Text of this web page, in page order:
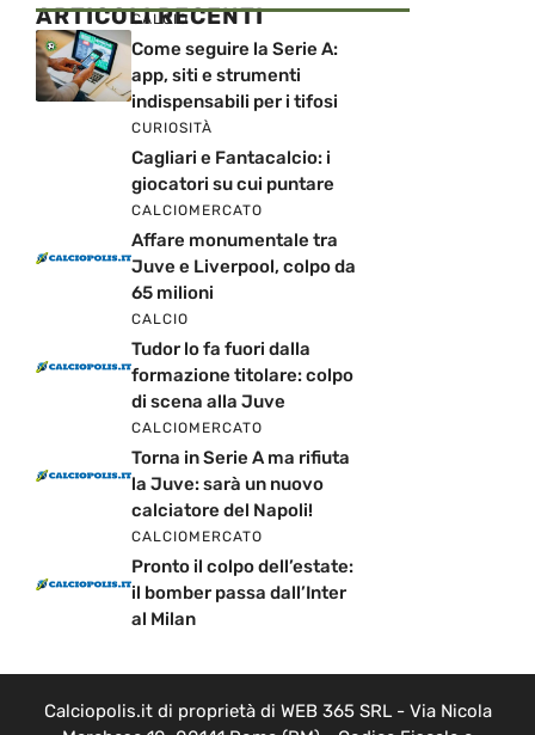
ARTICOLI RECENTI
CALCIO
Come seguire la Serie A:
app, siti e strumenti
indispensabili per i tifosi
CURIOSITÀ
Cagliari e Fantacalcio: i
giocatori su cui puntare
CALCIOMERCATO
Affare monumentale tra
Juve e Liverpool, colpo da
65 milioni
CALCIO
Tudor lo fa fuori dalla
formazione titolare: colpo
di scena alla Juve
CALCIOMERCATO
Torna in Serie A ma rifiuta
la Juve: sarà un nuovo
calciatore del Napoli!
CALCIOMERCATO
Pronto il colpo dell’estate:
il bomber passa dall’Inter
al Milan
Calciopolis.it di proprietà di WEB 365 SRL - Via Nicola